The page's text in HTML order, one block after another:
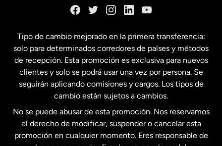
Estados Unidos English
Estados Unidos Español
Francia
Tipo de cambio mejorado en la primera transferencia:
solo para determinados corredores de países y métodos
de recepción. Esta promoción es exclusiva para nuevos
clientes y solo se podrá usar una vez por persona. Se
seguirán aplicando comisiones y cargos. Los tipos de
cambio están sujetos a cambios.
No se puede abusar de esta promoción. Nos reservamos
el derecho de modificar, suspender o cancelar esta
promoción en cualquier momento. Eres responsable de